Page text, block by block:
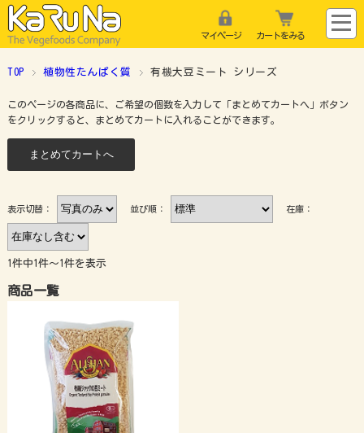
マイページ カートをみる
TOP 植物性たんぱく質 有機大豆ミート シリーズ
このページの各商品に、ご希望の個数を入力して「まとめてカートへ」ボタン
をクリックすると、まとめてカートに入れることができます。
表示切替： 並び順： 在庫：
1件中1件～1件を表示
商品一覧